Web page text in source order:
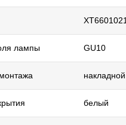
XT6601021
лампы GU10
накладной
белый